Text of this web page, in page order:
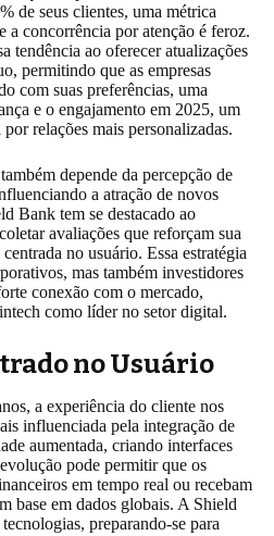
de seus clientes, uma métrica
a concorrência por atenção é feroz.
tendência ao oferecer atualizações
permitindo que as empresas
com suas preferências, uma
e o engajamento em 2025, um
relações mais personalizadas.
depende da percepção de
a atração de novos
Bank tem se destacado ao
avaliações que reforçam sua
no usuário. Essa estratégia
mas também investidores
conexão com o mercado,
como líder no setor digital.
no Usuário
a experiência do cliente nos
influenciada pela integração de
aumentada, criando interfaces
pode permitir que os
em tempo real ou recebam
base em dados globais. A Shield
preparando-se para